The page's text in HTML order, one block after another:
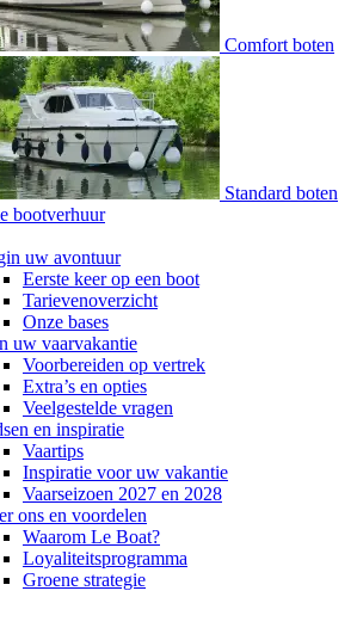
Comfort boten
Standard boten
bootverhuur
uw avontuur
Eerste keer op een boot
Tarievenoverzicht
Onze bases
uw vaarvakantie
Voorbereiden op vertrek
Extra’s en opties
Veelgestelde vragen
en inspiratie
Vaartips
Inspiratie voor uw vakantie
Vaarseizoen 2027 en 2028
ons en voordelen
Waarom Le Boat?
Loyaliteitsprogramma
Groene strategie